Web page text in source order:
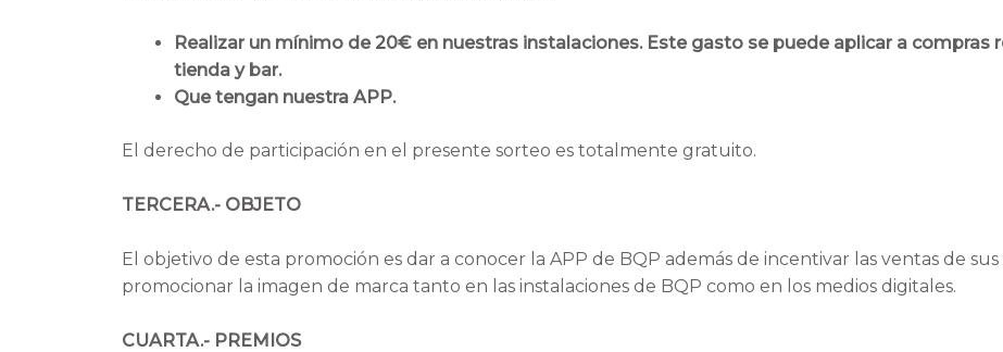
Realizar un mínimo de 20€ en nuestras instalaciones. Este gasto se puede aplicar a
tienda y bar.
Que tengan nuestra APP.
El derecho de participación en el presente sorteo es totalmente gratuito.
TERCERA.- OBJETO
El objetivo de esta promoción es dar a conocer la APP de BQP además de incentivar las ventas de
promocionar la imagen de marca tanto en las instalaciones de BQP como en los medios digitales.
CUARTA.- PREMIOS